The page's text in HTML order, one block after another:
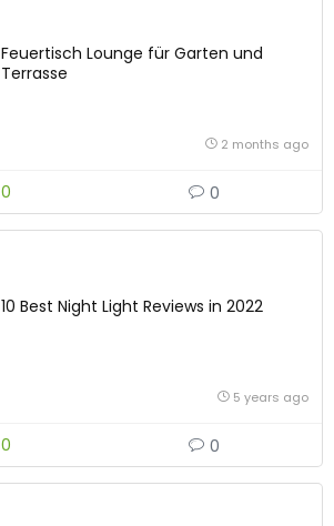
Feuertisch Lounge für Garten und
Terrasse
2 months ago
0 0
10 Best Night Light Reviews in 2022
5 years ago
0 0